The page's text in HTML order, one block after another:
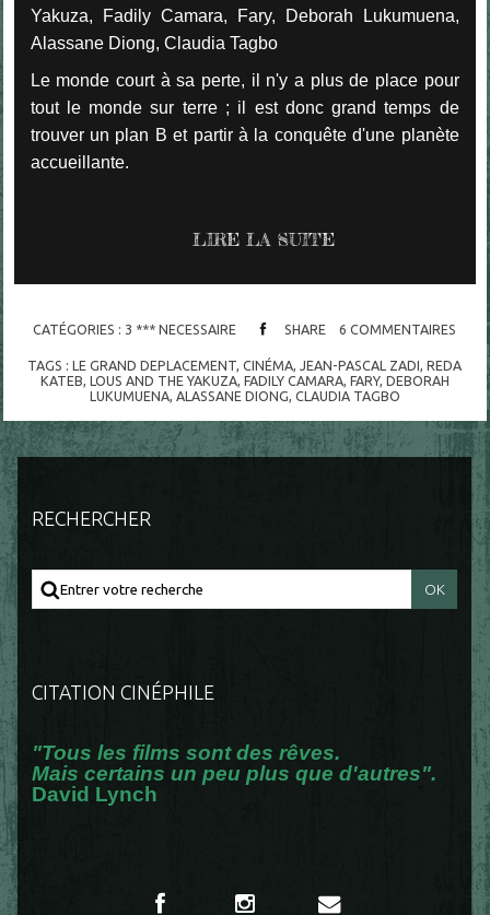
Yakuza, Fadily Camara, Fary, Deborah Lukumuena,
Alassane Diong, Claudia Tagbo
Le monde court à sa perte, il n'y a plus de place pour
tout le monde sur terre ; il est donc grand temps de
trouver un plan B et partir à la conquête d'une planète
accueillante.
LIRE LA SUITE
CATÉGORIES : 3 *** NECESSAIRE SHARE 6 COMMENTAIRES
TAGS :LE GRAND DEPLACEMENT ,CINÉMA JEAN-PASCAL ZADI ,REDA
KATEB LOUS AND THE YAKUZA, FADILY CAMARA, FARY, DEBORAH
LUKUMUENA, ALASSANE DIONG CLAUDIA TAGBO
RECHERCHER
CITATION CINÉPHILE
"Tous les films sont des rêves.
Mais certains un peu plus que d'autres".
David Lynch